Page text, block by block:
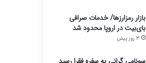
بازار رمزارزها/ خدمات صرافی
بای‌بیت در اروپا محدود شد
3 روز پیش